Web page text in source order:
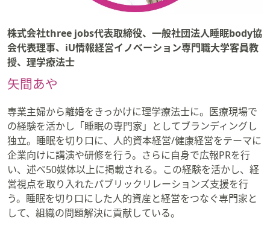
株式会社three jobs代表取締役、一般社団法人睡眠body協
会代表理事、iU情報経営イノベーション専門職大学客員教
授、理学療法士
矢間あや
専業主婦から離婚をきっかけに理学療法士に。医療現場で
の経験を活かし「睡眠の専門家」としてブランディングし
独立。睡眠を切り口に、人的資本経営/健康経営をテーマに
企業向けに講演や研修を行う。さらに自身で広報PRを行
い、述べ50媒体以上に掲載される。この経験を活かし、経
営視点を取り入れたパブリックリレーションズ支援を行
う。睡眠を切り口にした人的資産と経営をつなぐ専門家と
して、組織の問題解決に貢献している。